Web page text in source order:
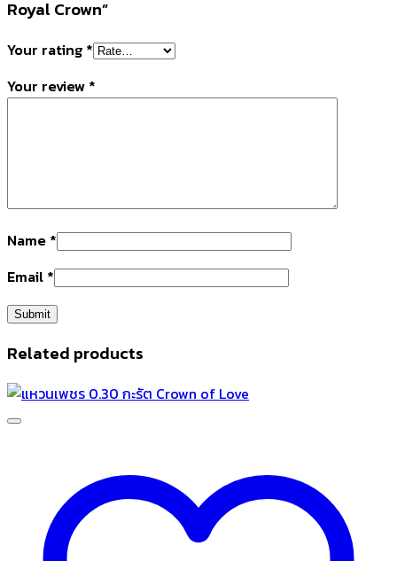
Royal Crown”
Your rating *
Your review *
Name *
Email *
Related products